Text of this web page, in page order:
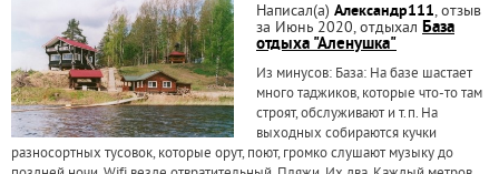
Написал(а) Александр111, отзыв
за Июнь 2020, отдыхал База
отдыха "Аленушка"
Из минусов: База: На базе шастает
много таджиков, которые что-то там
строят, обслуживают и т.п. На
выходных собираются кучки
разносортных тусовок, которые орут, поют, громко слушают музыку до